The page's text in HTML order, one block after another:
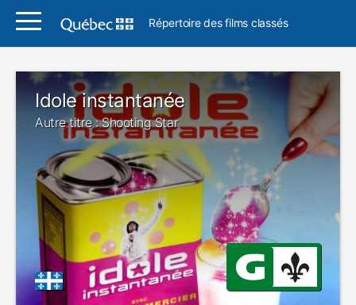
Répertoire des films classés
Idole instantanée
Autre titre : Shooting Star